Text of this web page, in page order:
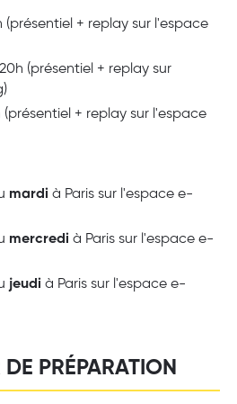
(présentiel + replay sur l'espace
(présentiel + replay sur
(présentiel + replay sur l'espace
mardi à Paris sur l'espace e-
mercredi à Paris sur l'espace e-
jeudi à Paris sur l'espace e-
PRÉPARATION